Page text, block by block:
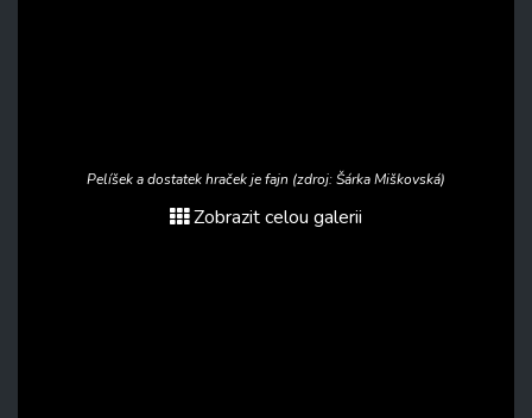
Pelíšek a dostatek hraček je fajn (zdroj: Šárka Miškovská)
Zobrazit celou galerii